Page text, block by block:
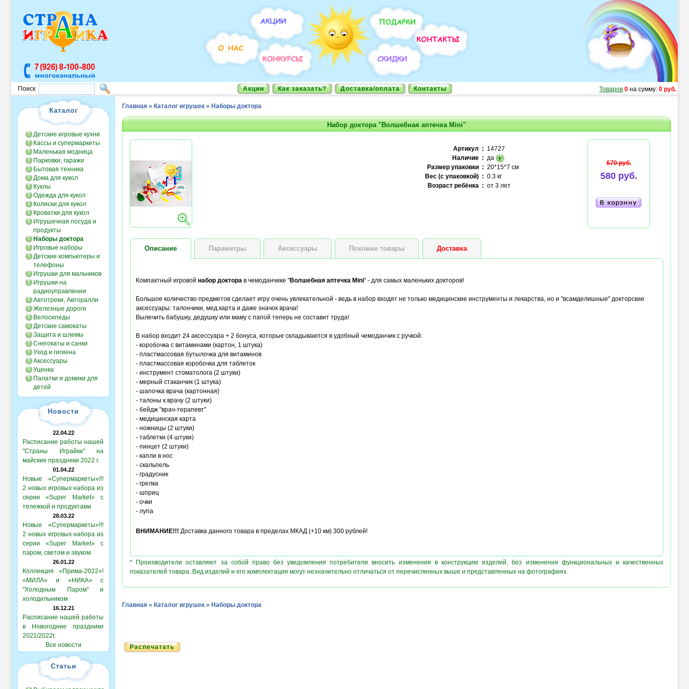
Поиск Акции Как заказать? Доставка/оплата Контакты Товаров 0 на сумму: 0 руб.
Каталог
Детские игровые кухни
Кассы и супермаркеты
Маленькая модница
Парковки, гаражи
Бытовая техника
Дома для кукол
Куклы
Одежда для кукол
Коляски для кукол
Кроватки для кукол
Игрушечная посуда и
продукты
Наборы доктора
Игровые наборы
Детские компьютеры и
телефоны
Игрушки для мальчиков
Игрушки на
радиоуправлении
Автотреки, Авторалли
Железные дороги
Велосипеды
Детские самокаты
Защита и шлемы
Снегокаты и санки
Уход и гигиена
Аксессуары
Уценка
Палатки и домики для
детей
Новости
22.04.22
Расписание работы нашей
"Страны Играйки" на
майские праздники 2022 г.
01.04.22
Новые «Супермаркеты»!!!
2 новых игровых набора из
серии «Super Market» с
тележкой и продуктами
28.03.22
Новые «Супермаркеты»!!!
2 новых игровых набора из
серии «Super Market» с
паром, светом и звуком
26.01.22
Коллекция «Прима-2022»!
«МИЛА» и «НИКА» с
"Холодным Паром" и
холодильником
16.12.21
Расписание нашей работы
в Новогодние праздники
2021/2022г.
Все новости
Статьи
Главная » Каталог игрушек » Наборы доктора
Набор доктора "Волшебная аптечка Mini"
Артикул : 14727
Наличие : да
Размер упаковки : 20*15*7 см
Вес (с упаковкой) : 0.3 кг
Возраст ребёнка : от 3 лет
670 руб.
580 руб.
Описание Параметры Аксессуары Похожие товары Доставка
Компактный игровой набор докторав чемоданчике "Волшебная аптечка Mini" - для самых маленьких докторов!
Большое количество предметов сделает игру очень увлекательной - ведь в набор входят не только медицинские инструменты и лекарства, но и "всамделишные" докторские
аксессуары: талончики, мед.карта и даже значок врача!
Вылечить бабушку, дедушку или маму с папой теперь не составит труда!
В набор входит 24 аксессуара + 2 бонуса, которые складываются в удобный чемоданчик с ручкой:
- коробочка с витаминами (картон, 1 штука)
- пластмассовая бутылочка для витаминов
- пластмассовая коробочка для таблеток
- инструмент стоматолога (2 штуки)
- мерный стаканчик (1 штука)
- шапочка врача (картонная)
- талоны к врачу (2 штуки)
- бейдж "врач-терапевт"
- медицинская карта
- ножницы (2 штуки)
- таблетки (4 штуки)
- пинцет (2 штуки)
- капли в нос
- скальпель
- градусник
- грелка
- шприц
- очки
- лупа
ВНИМАНИЕ!!! Доставка данного товара в пределах МКАД (+10 км) 300 рублей!
* Производители оставляют за собой право без уведомления потребителя вносить изменения в конструкцию изделий, без изменения функциональных и качественных
показателей товара. Вид изделий и его комплектация могут незначительно отличаться от перечисленных выше и представленных на фотографиях.
Главная » Каталог игрушек » Наборы доктора
Распечатать